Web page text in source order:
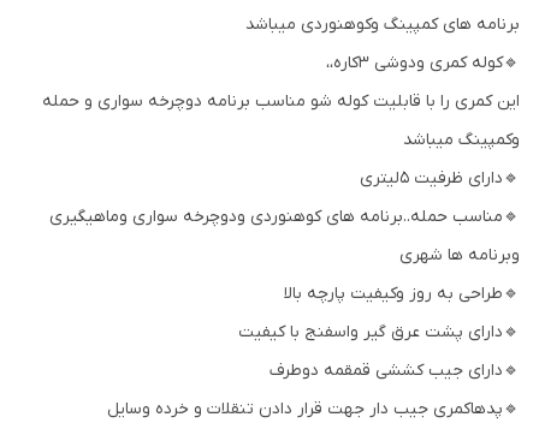
برنامه های کمپینگ وکوهنوردی میباشد
🔹کوله کمری ودوشی 3کاره،،
این کمری را با قابلیت کوله شو مناسب برنامه دوچرخه سواری و حمله
وکمپینگ میباشد
🔹دارای ظرفیت 5لیتری
🔹مناسب حمله..برنامه های کوهنوردی ودوچرخه سواری وماهیگیری
وبرنامه ها شهری
🔹طراحی به روز وکیفیت پارچه بالا
🔹دارای پشت عرق گیر واسفنج با کیفیت
🔹دارای جیب کششی قمقمه دوطرف
🔹پدهاکمری جیب دار جهت قرار دادن تنقلات و خرده وسایل